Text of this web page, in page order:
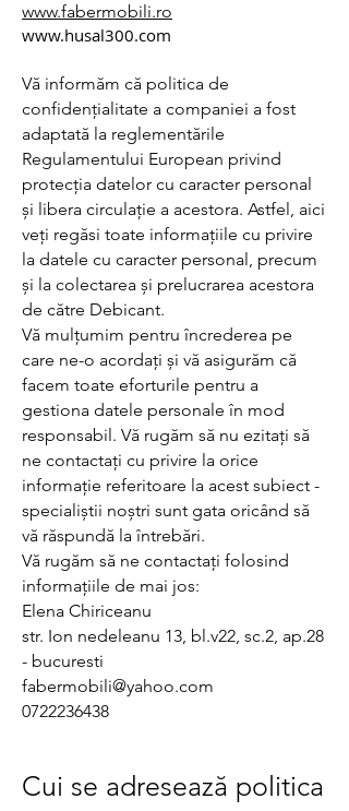
www.fabermobili.ro
www.husal300.com
Vă informăm că politica de
confidențialitate a companiei a fost
adaptată la reglementările
Regulamentului European privind
protecția datelor cu caracter personal
și libera circulație a acestora. Astfel, aici
veți regăsi toate informațiile cu privire
la datele cu caracter personal, precum
și la colectarea și prelucrarea acestora
de către Debicant.
Vă mulțumim pentru încrederea pe
care ne-o acordați și vă asigurăm că
facem toate eforturile pentru a
gestiona datele personale în mod
responsabil. Vă rugăm să nu ezitați să
ne contactați cu privire la orice
informație referitoare la acest subiect -
specialiștii noștri sunt gata oricând să
vă răspundă la întrebări.
Vă rugăm să ne contactați folosind
informațiile de mai jos:
Elena Chiriceanu
str. Ion nedeleanu 13, bl.v22, sc.2, ap.28
- bucuresti
fabermobili@yahoo.com
0722236438
Cui se adresează politica